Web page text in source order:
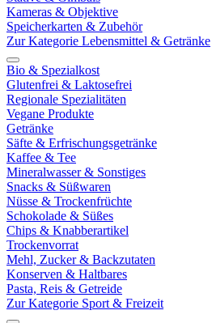
Kameras & Objektive
Speicherkarten & Zubehör
Zur Kategorie Lebensmittel & Getränke
Bio & Spezialkost
Glutenfrei & Laktosefrei
Regionale Spezialitäten
Vegane Produkte
Getränke
Säfte & Erfrischungsgetränke
Kaffee & Tee
Mineralwasser & Sonstiges
Snacks & Süßwaren
Nüsse & Trockenfrüchte
Schokolade & Süßes
Chips & Knabberartikel
Trockenvorrat
Mehl, Zucker & Backzutaten
Konserven & Haltbares
Pasta, Reis & Getreide
Zur Kategorie Sport & Freizeit